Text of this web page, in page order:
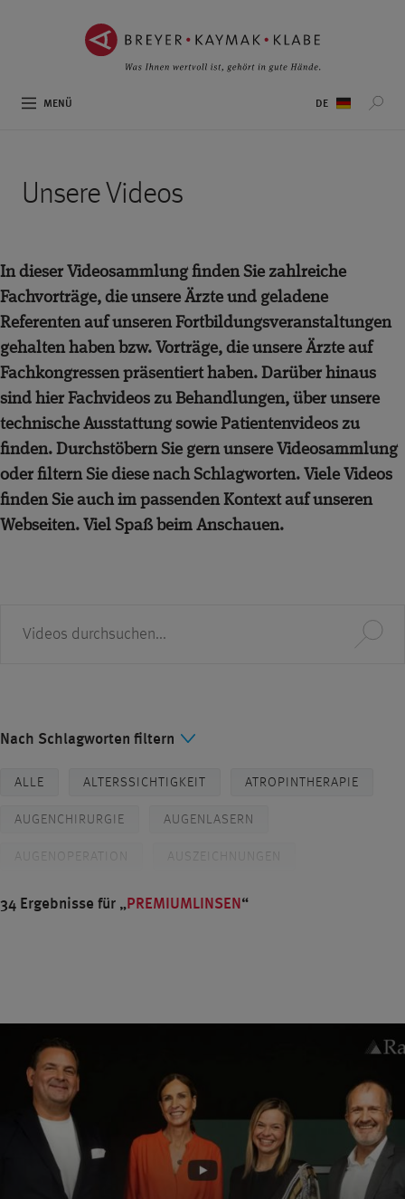
MENÜ
Unsere Videos
In dieser Videosammlung finden Sie zahlreiche
Fachvorträge, die unsere Ärzte und geladene
Referenten auf unseren Fortbildungsveranstaltungen
gehalten haben bzw. Vorträge, die unsere Ärzte auf
Fachkongressen präsentiert haben. Darüber hinaus
sind hier Fachvideos zu Behandlungen, über unsere
technische Ausstattung sowie Patientenvideos zu
finden. Durchstöbern Sie gern unsere Videosammlung
oder filtern Sie diese nach Schlagworten. Viele Videos
finden Sie auch im passenden Kontext auf unseren
Webseiten. Viel Spaß beim Anschauen.
Nach Schlagworten filtern
ALLE ALTERSSICHTIGKEIT ATROPINTHERAPIE
AUGENCHIRURGIE AUGENLASERN
AUGENOPERATION AUSZEICHNUNGEN
BLENDED VISION
FORSCHUNG
GLASKÖRPERTRÜBUNGEN
GLAUKOMDIAGNOSTIK GRAUER STAR
GRAUER STAR OPERATION GRÜNER STAR
HORNHAUT
34 Ergebnisse für PREMIUMLINSEN